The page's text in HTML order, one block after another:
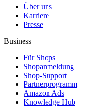
Über uns
Karriere
Presse
Business
Für Shops
Shopanmeldung
Shop-Support
Partnerprogramm
Amazon Ads
Knowledge Hub